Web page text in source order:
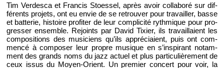
Tim Ver­desca et Fran­cis Stoes­sel, après avoir col­la­boré sur dif­
fé­rents pro­jets, ont eu envie de se re­trou­ver pour tra­vailler, basse
et bat­te­rie, his­toire pro­fi­ter de leur com­pli­cité ryth­mique pour pro­
gres­ser en­semble. Re­joints par David Tixier, ils tra­vaillaient les
com­po­si­tions des mu­si­ciens qu’ils ap­pré­ciaient, puis ont com­
mencé à com­po­ser leur propre mu­sique en s’ins­pi­rant no­tam­
ment des grands noms du jazz ac­tuel et plus par­ti­cu­liè­re­ment de
ceux issus du Moyen-Orient. Un pre­mier concert pour voir, la